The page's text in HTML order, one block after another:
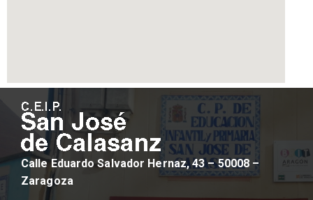
Calle Eduardo Salvador Hernaz, 43 – 50008 –
Zaragoza